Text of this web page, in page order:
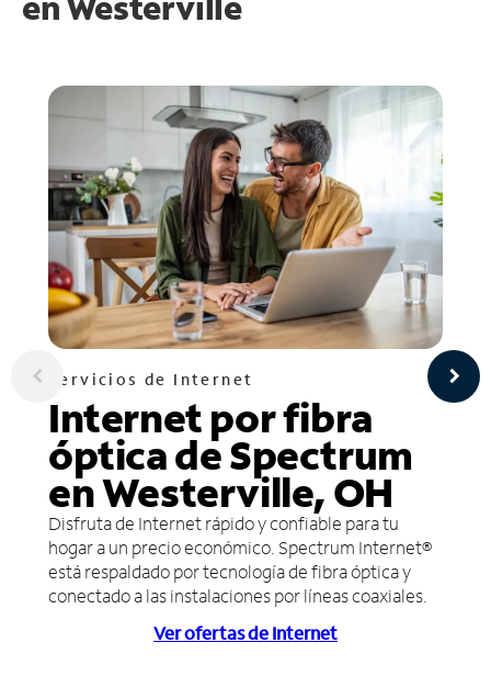
Servicios de Internet
Internet por fibra
óptica de Spectrum
en Westerville, OH
Disfruta de Internet rápido y confiable para tu
hogar a un precio económico. Spectrum Internet®
está respaldado por tecnología de fibra óptica y
conectado a las instalaciones por líneas coaxiales.
Ver ofertas de Internet